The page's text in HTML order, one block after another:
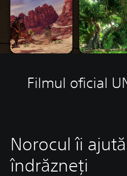
Filmul oficial
Norocul îi
îndrăzneți